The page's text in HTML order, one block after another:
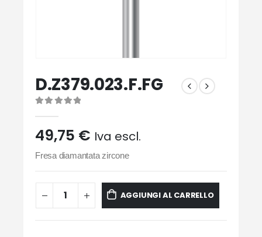
D.Z379.023.F.FG
49,75 € Iva escl.
Fresa diamantata zircone
AGGIUNGI AL CARRELLO